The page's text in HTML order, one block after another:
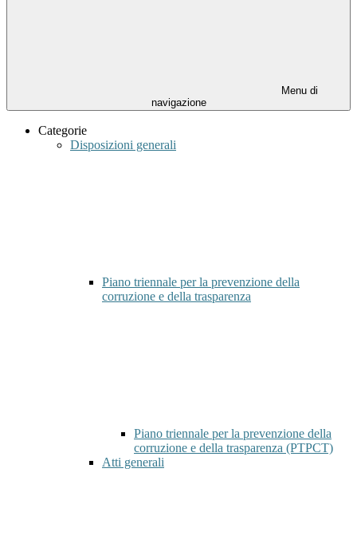
Menu di
navigazione
Categorie
Disposizioni generali
Piano triennale per la prevenzione della
corruzione e della trasparenza
Piano triennale per la prevenzione della
corruzione e della trasparenza (PTPCT)
Atti generali